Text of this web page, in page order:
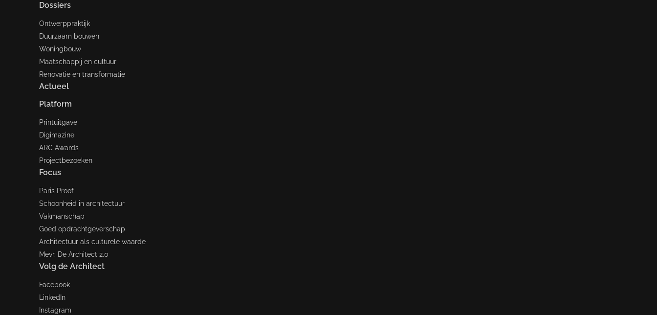
Dossiers
Ontwerppraktijk
Duurzaam bouwen
Woningbouw
Maatschappij en cultuur
Renovatie en transformatie
Actueel
Platform
Printuitgave
Digimazine
ARC Awards
Projectbezoeken
Focus
Paris Proof
Schoonheid in architectuur
Vakmanschap
Goed opdrachtgeverschap
Architectuur als culturele waarde
Mevr. De Architect 2.0
Volg de Architect
Facebook
LinkedIn
Instagram